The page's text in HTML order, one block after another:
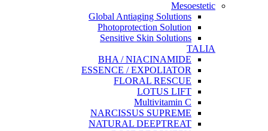
Mesoestetic
Global Antiaging Solutions
Photoprotection Solution
Sensitive Skin Solutions
TALIA
BHA / NIACINAMIDE
ESSENCE / EXPOLIATOR
FLORAL RESCUE
LOTUS LIFT
Multivitamin C
NARCISSUS SUPREME
NATURAL DEEPTREAT